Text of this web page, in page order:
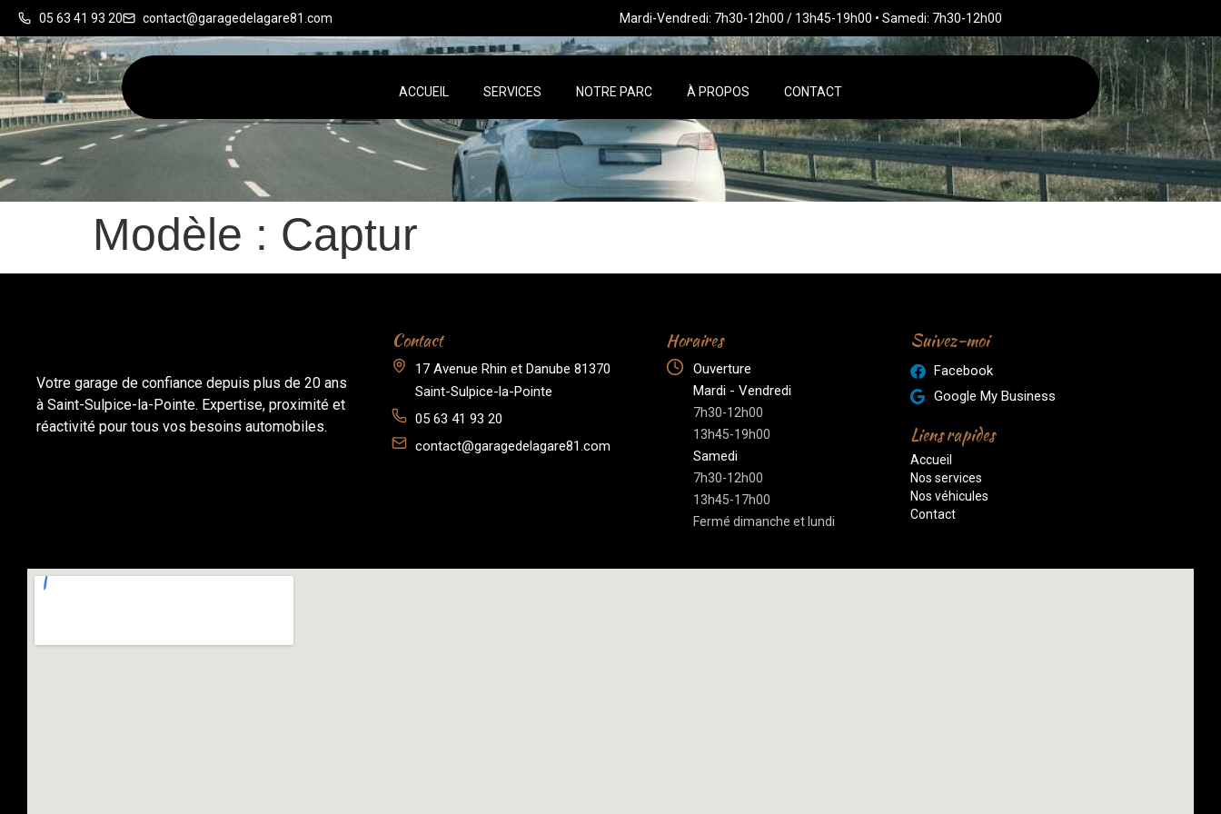
05 63 41 93 20 contact@garagedelagare81.com Mardi-Vendredi: 7h30-12h00 / 13h45-19h00 • Samedi: 7h30-12h00
ACCUEIL SERVICES NOTRE PARC À PROPOS CONTACT
Modèle : Captur
Votre garage de confiance depuis plus de 20 ans
à Saint-Sulpice-la-Pointe. Expertise, proximité et
réactivité pour tous vos besoins automobiles.
Contact
17 Avenue Rhin et Danube 81370
Saint-Sulpice-la-Pointe
05 63 41 93 20
contact@garagedelagare81.com
Horaires
Ouverture
Mardi - Vendredi
7h30-12h00
13h45-19h00
Samedi
7h30-12h00
13h45-17h00
Fermé dimanche et lundi
Suivez-moi
Facebook
Google My Business
Liens rapides
Accueil
Nos services
Nos véhicules
Contact